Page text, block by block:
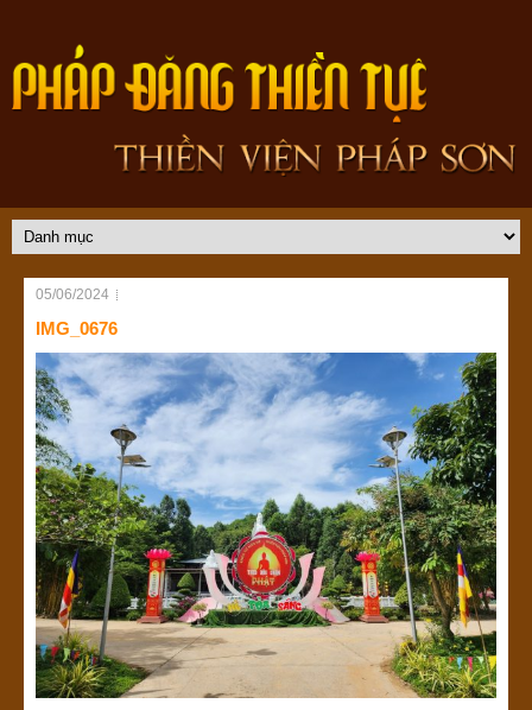
05/06/2024
IMG_0676